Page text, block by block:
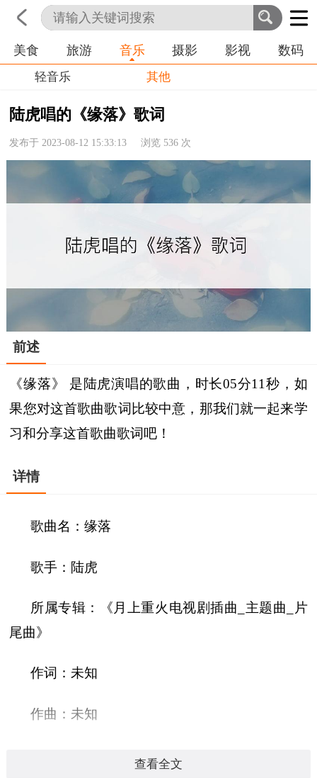
首页 科技 生活 职业
美食 旅游 音乐 摄影 影视 数码
轻音乐 其他
陆虎唱的《缘落》歌词
发布于 2023-08-12 15:33:13 浏览 536 次
前述
《缘落》 是陆虎演唱的歌曲，时长05分11秒，如
果您对这首歌曲歌词比较中意，那我们就一起来学
习和分享这首歌曲歌词吧！
详情
歌曲名：缘落
歌手：陆虎
所属专辑：《月上重火电视剧插曲_主题曲_片
尾曲》
作词：未知
作曲：未知
查看全文